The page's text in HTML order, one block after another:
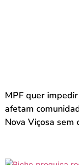
MPF quer
afetam
Nova Viçosa sem